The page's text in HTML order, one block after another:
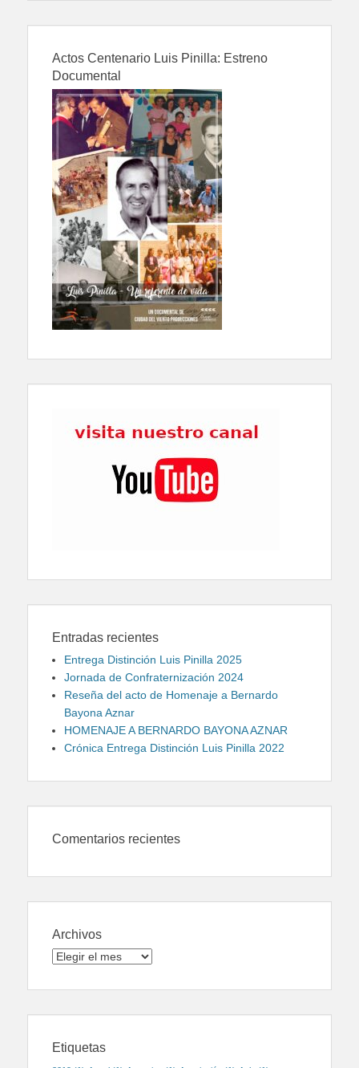
Actos Centenario Luis Pinilla: Estreno
Documental
Entradas recientes
Entrega Distinción Luis Pinilla 2025
Jornada de Confraternización 2024
Reseña del acto de Homenaje a Bernardo
Bayona Aznar
HOMENAJE A BERNARDO BAYONA AZNAR
Crónica Entrega Distinción Luis Pinilla 2022
Comentarios recientes
Archivos
Archivos
Etiquetas